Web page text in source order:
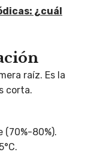
¿cuál
raíz. Es la
corta.
80%).